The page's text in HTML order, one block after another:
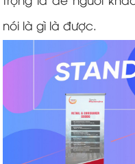
nói là gì là được.